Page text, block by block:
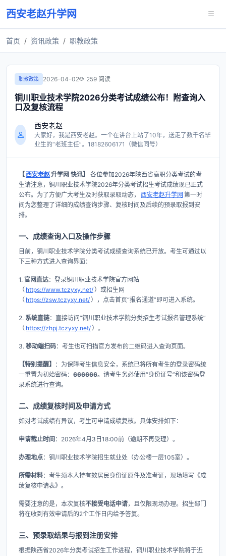
西安老赵升学网
首页 资讯政策 职教政策
职教政策 2026-04-02 259 阅读
铜川职业技术学院2026分类考试成绩公布！附查询入
口及复核流程
西安老赵
大家好，我是西安老赵。一个在讲台上站了10年，送走了数千名毕
业生的“老班主任”。18182606171（微信同号）
【西安老赵升学网 快讯】
各位参加2026年陕西省高职分类考试的考
生请注意，铜川职业技术学院2026年分类考试招生考试成绩现已正式
公布。为了方便广大考生及时获取录取动态，
西安老赵升学网 第一时
间为您整理了详细的成绩查询步骤、复核时间及后续的预录取报到安
排。
一、成绩查询入口及操作步骤
目前，铜川职业技术学院分类考试成绩查询系统已开放。考生可通过以
下三种方式进入查询界面：
1. 官网直达：登录铜川职业技术学院官方网站
（ https://www.tczyxy.net/）或招生网
（ https://zsw.tczyxy.net/），点击首页“报名通道”即可进入系统。
2. 系统直链：直接访问“铜川职业技术学院分类招生考试报名管理系统”
（ https://zhpj.tczyxy.net/）。
3. 移动端扫码：考生也可扫描官方发布的二维码进入查询页面。
【特别提醒】
：为保障考生信息安全，系统已将所有考生的登录密码统
一重置为初始密码： 666666。请考生务必使用“身份证号”和该密码登
录系统进行查询。
二、成绩复核时间及申请方式
如对考试成绩有异议，考生可申请成绩复核。具体安排如下：
申请截止时间 ：2026年4月3日18:00前（逾期不再受理）。
办理地点：铜川职业技术学院招生就业处（办公楼一层105室）。
所需材料：考生须本人持有效居民身份证原件及准考证，现场填写《成
绩复核申请表》。
需要注意的是，本次复核不接受电话申请，且仅限现场办理。招生部门
将在收到有效申请后的2个工作日内给予答复。
三、预录取结果与报到注册安排
根据陕西省2026年分类考试招生工作进程，铜川职业技术学院将于近